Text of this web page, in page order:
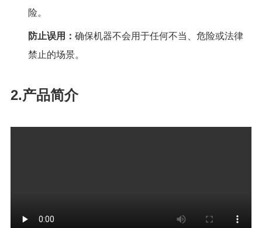
险。
防止误用： 确保机器不会用于任何不当、危险或法律
禁止的场景。
2.产品简介